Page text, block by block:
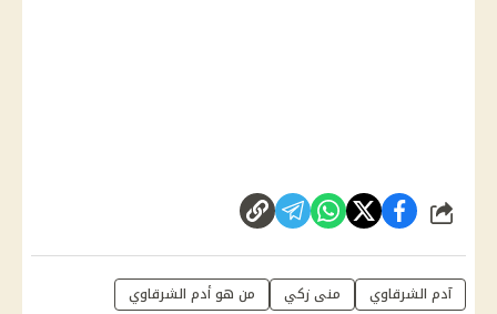
شارك
آدم الشرقاوي منى زكي من هو أدم الشرقاوي